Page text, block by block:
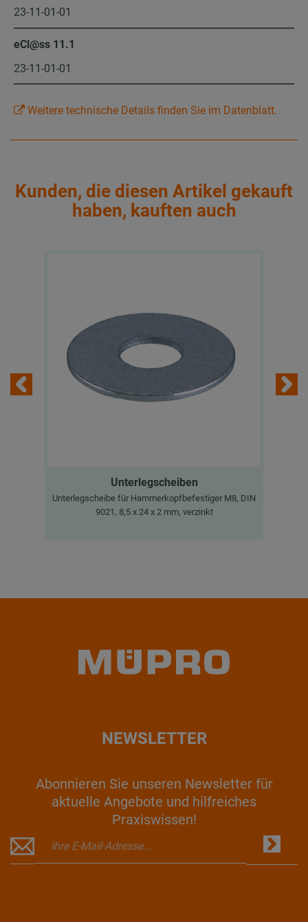
23-11-01-01
eCl@ss 11.1
23-11-01-01
Weitere technische Details finden Sie im Datenblatt.
Kunden, die diesen Artikel gekauft
haben, kauften auch
Unterlegscheiben
Unterlegscheibe für Hammerkopfbefestiger M8, DIN
9021, 8,5 x 24 x 2 mm, verzinkt
NEWSLETTER
Abonnieren Sie unseren Newsletter für
aktuelle Angebote und hilfreiches
Praxiswissen!